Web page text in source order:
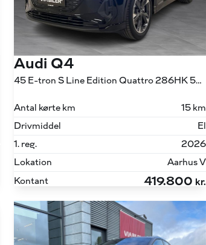
Audi Q4
45 E-tron S Line Edition Quattro 286HK 5d Aut.
Antal kørte km
15 km
Drivmiddel
El
1. reg.
2026
Lokation
Aarhus V
Kontant
419.800 kr.